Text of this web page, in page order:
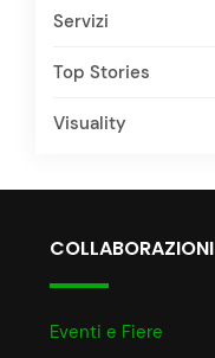
Servizi
Top Stories
Visuality
COLLABORAZIONI
Eventi e Fiere